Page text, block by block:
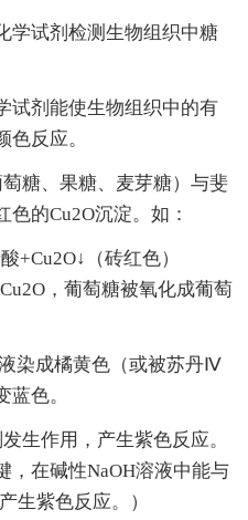
试剂检测生物组织中糖
剂能使生物组织中的有
反应。
糖、果糖、麦芽糖）与斐
的Cu2O沉淀。如：
（砖红色）
，葡萄糖被氧化成葡萄
成橘黄色（或被苏丹Ⅳ
色。
作用，产生紫色反应。
，在碱性NaOH溶液中能与
生紫色反应。）